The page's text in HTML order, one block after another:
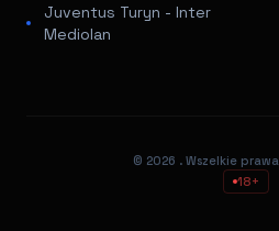
Juventus Turyn - Inter
Mediolan
© 2026 . Wszelkie
18+